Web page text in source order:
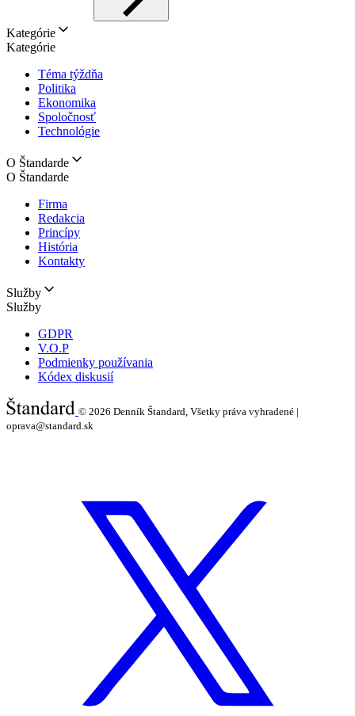
Kategórie
Kategórie
Téma týždňa
Politika
Ekonomika
Spoločnosť
Technológie
O Štandarde
O Štandarde
Firma
Redakcia
Princípy
História
Kontakty
Služby
Služby
GDPR
V.O.P
Podmienky používania
Kódex diskusií
© 2026 Denník Štandard, Všetky práva vyhradené |
oprava@standard.sk